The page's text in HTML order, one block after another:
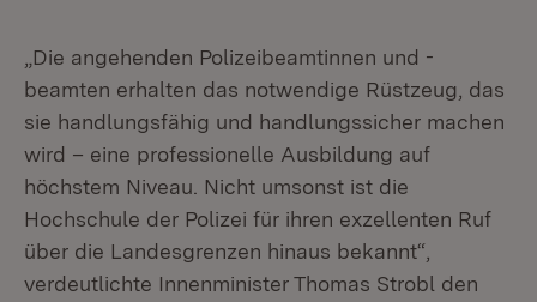
„Die angehenden Polizeibeamtinnen und -
beamten erhalten das notwendige Rüstzeug, das
sie handlungsfähig und handlungssicher machen
wird – eine professionelle Ausbildung auf
höchstem Niveau. Nicht umsonst ist die
Hochschule der Polizei für ihren exzellenten Ruf
über die Landesgrenzen hinaus bekannt“,
verdeutlichte Innenminister Thomas Strobl den